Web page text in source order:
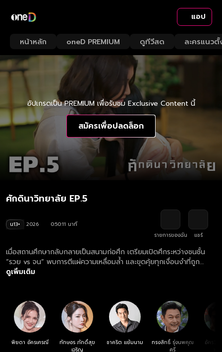
แอป
หน้าหลัก oneD PREMIUM ดูทีวีสด ละครแนวตั้
อัปเกรดเป็น PREMIUM เพื่อรับชม Exclusive Content นี้
สมัครเพื่อปลดล็อก
ศักดินาวิทยาลัย EP.5
น13+ 2026
0:50:11 นาที
รายการของฉัน
แชร์
เมื่อสถานศึกษากลับกลายเป็นสนามก่อศึก เตรียมเปิดศึกระหว่างชนชั้น
“รวย vs จน” พบการตีแผ่ความเหลื่อมล้ำ และขุดคุ้ยทุกเงื่อนงำที่ถูก
ซุกซ่อน นำแสดงโดยทีมนักแสดงโดย แอฟ ทักษอร, อ้อม พิยดา,
วา, ปาว ปวรดา, แฟร์รี่ กิรณา, บูม สหรัฐ, ทีม สุธีมนต์, ธรรศ ตันหยง
มาศ
ดูเพิ่มเติม
พิยดา อัครเศรณี
ทักษอร ภักดิ์สุข
เจริญ
ชาคริต แย้มนาม
ทรงสิทธิ์ รุ่งนพคุณ
ศรี
อัครวิ